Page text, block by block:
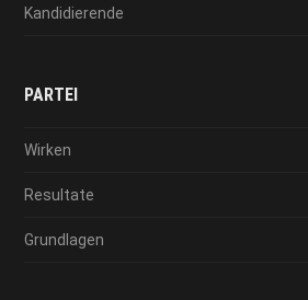
Kandidierende
PARTEI
Wirken
Resultate
Grundlagen